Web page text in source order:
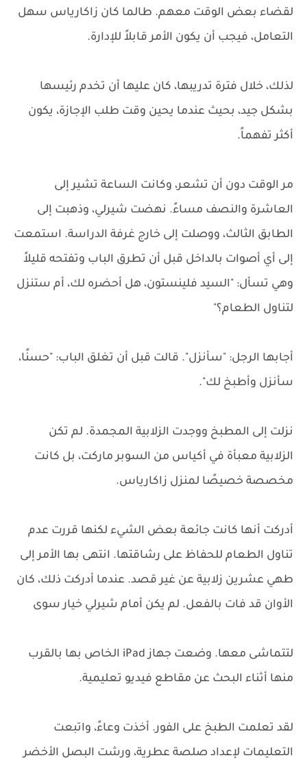
لقضاء بعض الوقت معهم. طالما كان زاكارياس سهل
التعامل، فيجب أن يكون الأمر قابلاً للإدارة.
لذلك، خلال فترة تدريبها، كان عليها أن تخدم رئيسها
بشكل جيد، بحيث عندما يحين وقت طلب الإجازة، يكون
أكثر تفهماً.
مر الوقت دون أن تشعر، وكانت الساعة تشير إلى
العاشرة والنصف مساءً. نهضت شيرلي، وذهبت إلى
الطابق الثالث، ووصلت إلى خارج غرفة الدراسة. استمعت
إلى أي أصوات بالداخل قبل أن تطرق الباب وتفتحه قليلاً
وهي تسأل: "السيد فلينستون، هل أحضره لك، أم ستنزل
لتناول الطعام؟"
أجابها الرجل: "سأنزل". قالت قبل أن تغلق الباب: "حسنًا،
سأنزل وأطبخ لك".
نزلت إلى المطبخ ووجدت الزلابية المجمدة. لم تكن
الزلابية معبأة في أكياس من السوبر ماركت، بل كانت
مخصصة خصيصًا لمنزل زاكارياس.
أدركت أنها كانت جائعة بعض الشيء لكنها قررت عدم
تناول الطعام للحفاظ على رشاقتها. انتهى بها الأمر إلى
طهي عشرين زلابية عن غير قصد. عندما أدركت ذلك، كان
الأوان قد فات بالفعل. لم يكن أمام شيرلي خيار سوى
لتتماشى معها. وضعت جهاز iPad الخاص بها بالقرب
منها أثناء البحث عن مقاطع فيديو تعليمية.
لقد تعلمت الطبخ على الفور. أخذت وعاءً، واتبعت
التعليمات لإعداد صلصة عطرية، ورشت البصل الأخضر